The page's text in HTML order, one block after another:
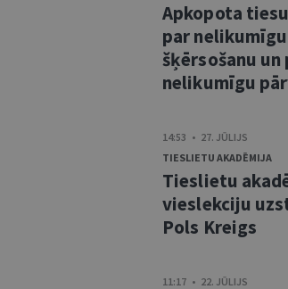
Apkopota
par
šķērsošanu un
nelikumīgu
14:53 • 27. JŪLIJS
TIESLIETU AKADĒMIJA
Tieslietu
vieslekciju
Pols Kreigs
11:17 • 22. JŪLIJS